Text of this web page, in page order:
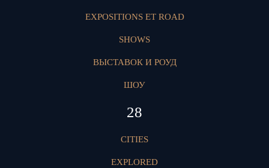
EXPOSITIONS ET ROAD
SHOWS
ВЫСТАВОК И РОУД
ШОУ
28
CITIES
EXPLORED